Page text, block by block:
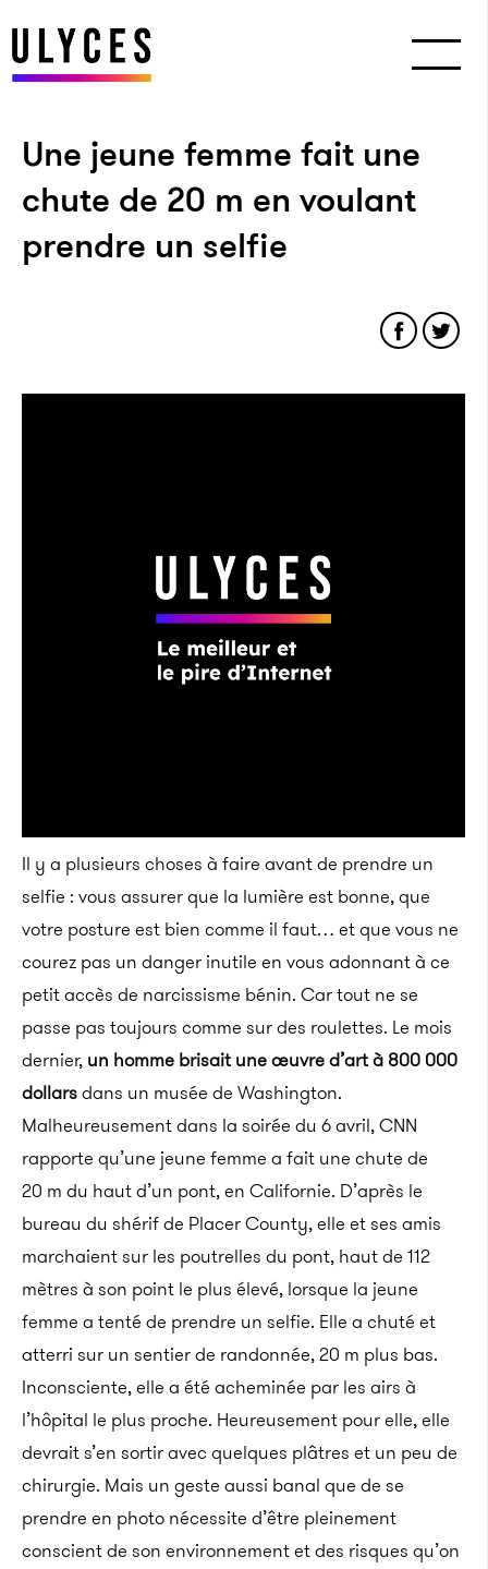
Une jeune femme fait une
chute de 20 m en voulant
prendre un selfie
Il y a plusieurs choses à faire avant de prendre un
selfie : vous assurer que la lumière est bonne, que
votre posture est bien comme il faut… et que vous ne
courez pas un danger inutile en vous adonnant à ce
petit accès de narcissisme bénin. Car tout ne se
passe pas toujours comme sur des roulettes. Le mois
dernier, un homme brisait une œuvre d’art à 800 000
dollarsdans un musée de Washington.
Malheureusement dans la soirée du 6 avril, CNN
rapporte qu’une jeune femme a fait une chute de
20 m du haut d’un pont, en Californie. D’après le
bureau du shérif de Placer County, elle et ses amis
marchaient sur les poutrelles du pont, haut de 112
mètres à son point le plus élevé, lorsque la jeune
femme a tenté de prendre un selfie. Elle a chuté et
atterri sur un sentier de randonnée, 20 m plus bas.
Inconsciente, elle a été acheminée par les airs à
l’hôpital le plus proche. Heureusement pour elle, elle
devrait s’en sortir avec quelques plâtres et un peu de
chirurgie. Mais un geste aussi banal que de se
prendre en photo nécessite d’être pleinement
conscient de son environnement et des risques qu’on